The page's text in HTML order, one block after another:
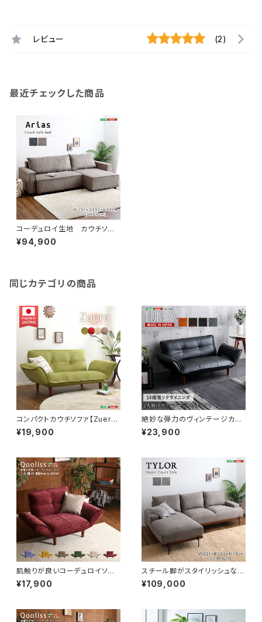
レビュー (2)
最近チェックした商品
コーデュロイ生地 カウチソファ
ベッド 3人掛け SH-06-CS
B
¥94,900
同じカテゴリの商品
コンパクトカウチソファ【Zuera-
スエラ-】(ポケットコイル リク
ライニング 起毛タイプ 日本
¥19,900
絶妙な弾力のヴィンテージカウ
チソファ 【LUKAS-ルーカス-】
SH-07-VTCO-1
¥23,900
肌触りが良いコーデュロイソフ
ァ １人掛け 【Qooliss-クー
リス-】 SH-07-CDS1P
¥17,900
スチール脚がスタイリッシュな3
人掛けカウチソファ SH-06-S
CS
¥109,000